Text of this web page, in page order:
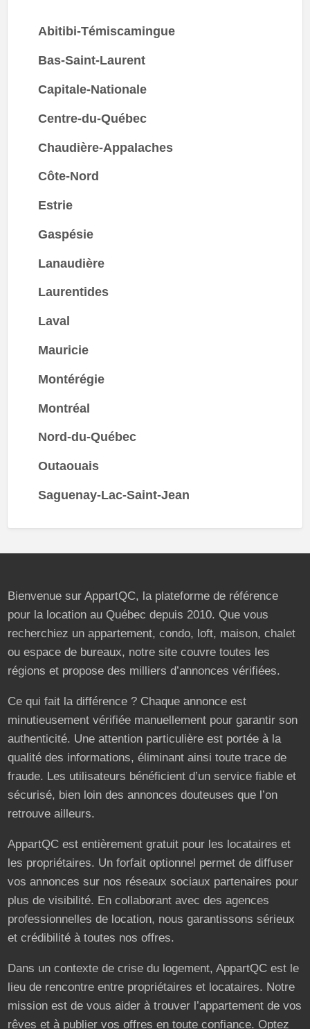
Abitibi-Témiscamingue
Bas-Saint-Laurent
Capitale-Nationale
Centre-du-Québec
Chaudière-Appalaches
Côte-Nord
Estrie
Gaspésie
Lanaudière
Laurentides
Laval
Mauricie
Montérégie
Montréal
Nord-du-Québec
Outaouais
Saguenay-Lac-Saint-Jean
Bienvenue sur AppartQC, la plateforme de référence
pour la location au Québec depuis 2010. Que vous
recherchiez un appartement, condo, loft, maison, chalet
ou espace de bureaux, notre site couvre toutes les
régions et propose des milliers d’annonces vérifiées.
Ce qui fait la différence ? Chaque annonce est
minutieusement vérifiée manuellement pour garantir son
authenticité. Une attention particulière est portée à la
qualité des informations, éliminant ainsi toute trace de
fraude. Les utilisateurs bénéficient d’un service fiable et
sécurisé, bien loin des annonces douteuses que l’on
retrouve ailleurs.
AppartQC est entièrement gratuit pour les locataires et
les propriétaires. Un forfait optionnel permet de diffuser
vos annonces sur nos réseaux sociaux partenaires pour
plus de visibilité. En collaborant avec des agences
professionnelles de location, nous garantissons sérieux
et crédibilité à toutes nos offres.
Dans un contexte de crise du logement, AppartQC est le
lieu de rencontre entre propriétaires et locataires. Notre
mission est de vous aider à trouver l’appartement de vos
rêves et à publier vos offres en toute confiance. Optez